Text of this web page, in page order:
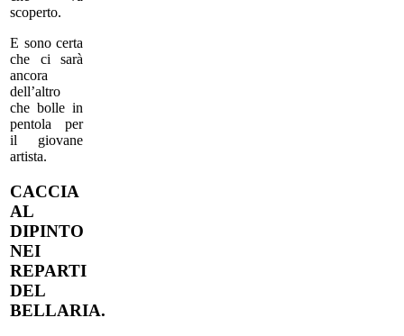
scoperto.
E sono certa
che ci sarà
ancora
dell’altro
che bolle in
pentola per
il giovane
artista.
CACCIA
AL
DIPINTO
NEI
REPARTI
DEL
BELLARIA.